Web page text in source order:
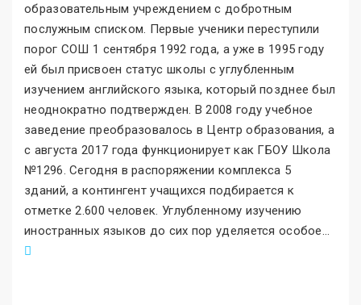
образовательным учреждением с добротным
послужным списком. Первые ученики переступили
порог СОШ 1 сентября 1992 года, а уже в 1995 году
ей был присвоен статус школы с углубленным
изучением английского языка, который позднее был
неоднократно подтвержден. В 2008 году учебное
заведение преобразовалось в Центр образования, а
с августа 2017 года функционирует как ГБОУ Школа
№1296. Сегодня в распоряжении комплекса 5
зданий, а контингент учащихся подбирается к
отметке 2.600 человек. Углубленному изучению
иностранных языков до сих пор уделяется особое...